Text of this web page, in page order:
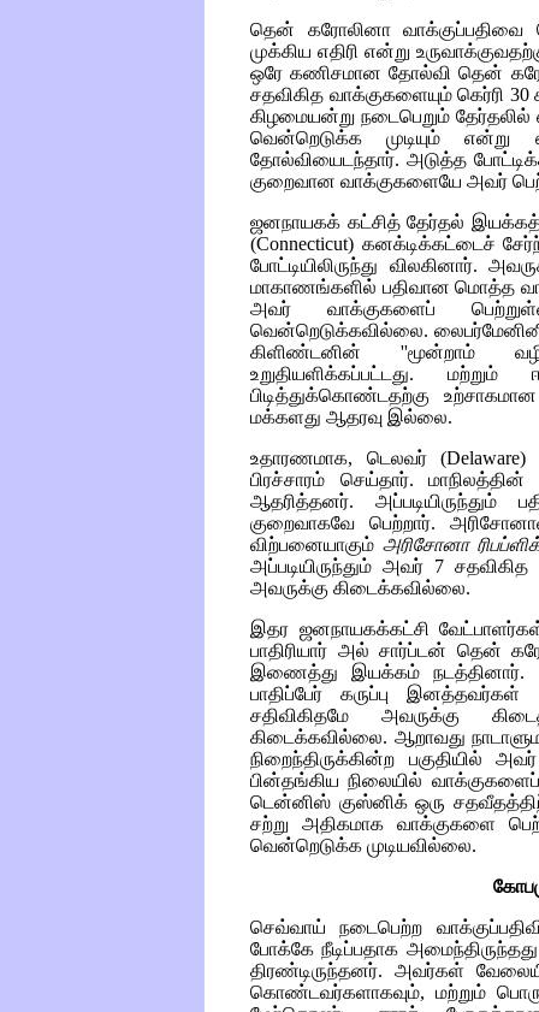
தென் கரோலினா
முக்கிய எதிரி என்று
ஒரே கணிசமான தோல்வி தென்
சதவிகித வாக்குகளையும் கெர்ரி
கிழமையன்று நடைபெறும்
வென்றெடுக்க முடியும்
தோல்வியைடந்தார். அடுத்த
குறைவான வாக்குகளையே அவர்
ஜனநாயகக் கட்சித் தேர்தல்
(Connecticut) கனக்டிக்கட்டைச்
போட்டியிலிருந்து விலகினார்.
மாகாணங்களில் பதிவான மொத்த
அவர் வாக்குகளைப்
வென்றெடுக்கவில்லை.
கிளிண்டனின் ''மூன்றாம்
உறுதியளிக்கப்பட்டது.
பிடித்துக்கொண்டதற்கு
மக்களது ஆதரவு இல்லை.
உதாரணமாக, டெலவர் (Delaware)
பிரச்சாரம் செய்தார்.
ஆதரித்தனர். அப்படியிருந்தும்
குறைவாகவே பெற்றார்.
விற்பனையாகும் அரிசோனா
அப்படியிருந்தும் அவர் 7
அவருக்கு கிடைக்கவில்லை.
இதர ஜனநாயகக்கட்சி
பாதிரியார் அல் சார்ப்டன் தென்
இணைத்து இயக்கம் நடத்தினார்.
பாதிப்பேர் கருப்பு இனத்தவர்கள்
சதிவிகிதமே அவருக்கு
கிடைக்கவில்லை. ஆறாவது
நிறைந்திருக்கின்ற பகுதியில்
பின்தங்கிய நிலையில்
டென்னிஸ் குஸ்னிக் ஒரு
சற்று அதிகமாக வாக்குகளை
வென்றெடுக்க முடியவில்லை.
செவ்வாய் நடைபெற்ற
போக்கே நீடிப்பதாக
திரண்டிருந்தனர். அவர்கள்
கொண்டவர்களாகவும், மற்றும்